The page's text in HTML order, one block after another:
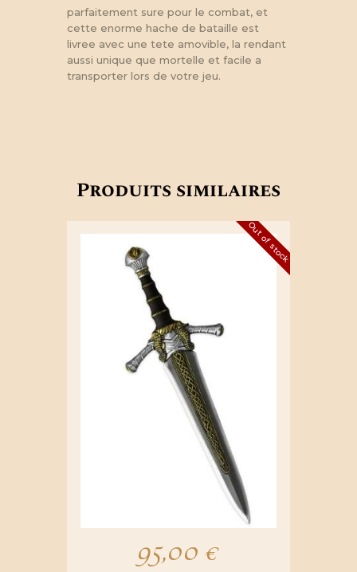
parfaitement sure pour le combat, et
cette enorme hache de bataille est
livree avec une tete amovible, la rendant
aussi unique que mortelle et facile a
transporter lors de votre jeu.
Produits similaires
Out of stock
95,00€